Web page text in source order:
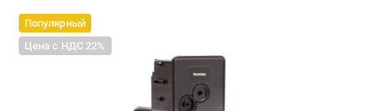
Популярный
Цена с НДС 22%